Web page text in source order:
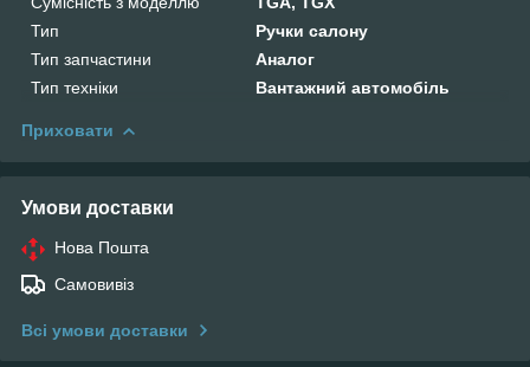
Тип
Ручки салону
Тип запчастини
Аналог
Тип техніки
Вантажний автомобіль
Приховати
Умови доставки
Нова Пошта
Самовивіз
Всі умови доставки